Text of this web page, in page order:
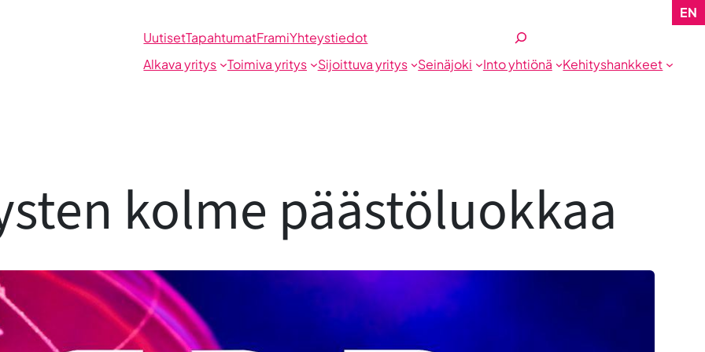
UutisetTapahtumatFramiYhteystiedot
Etsi
Alkava yritys
Toimiva yritys Sijoittuva yritys Seinäjoki Into yhtiönä Kehityshankkeet
EN
kolme päästöluokkaa